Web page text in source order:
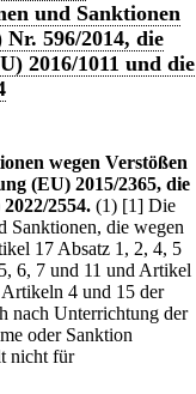
und Sanktionen
596/2014, die
2016/1011 und die
wegen Verstößen
(EU) 2015/2365, die
2554. (1) [1] Die
Sanktionen, die wegen
17 Absatz 1, 2, 4, 5
6, 7 und 11 und Artikel
4 und 15 der
nach Unterrichtung der
oder Sanktion
nicht für